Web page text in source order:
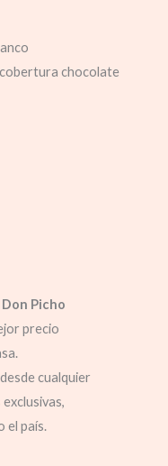
chocolate
Picho
precio
cualquier
el país.